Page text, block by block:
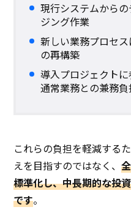
現行システムから
ジング作業
新しい業務プロセ
の再構築
導入プロジェクト
通常業務との兼務負
これらの負担を軽減する
えを目指すのではなく、
標準化し、中長期的な投
です。